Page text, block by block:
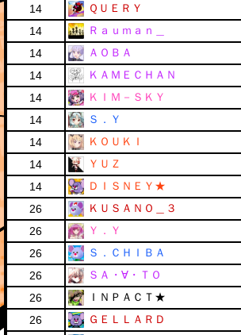
14
ＱＵＥＲＹ
14
Ｒａｕｍａｎ＿
14
ＡＯＢＡ
14
ＫＡＭＥＣＨＡＮ
14
ＫＩＭ－ＳＫＹ
14
Ｓ．Ｙ
14
ＫＯＵＫＩ
14
ＹＵＺ
14
ＤＩＳＮＥＹ★
26
ＫＵＳＡＮＯ＿３
26
Ｙ．Ｙ
26
Ｓ．ＣＨＩＢＡ
26
ＳＡ・∀・ＴＯ
26
ＩＮＰＡＣＴ★
26
ＧＥＬＬＡＲＤ